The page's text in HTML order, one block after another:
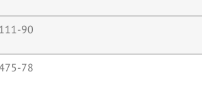
90
78